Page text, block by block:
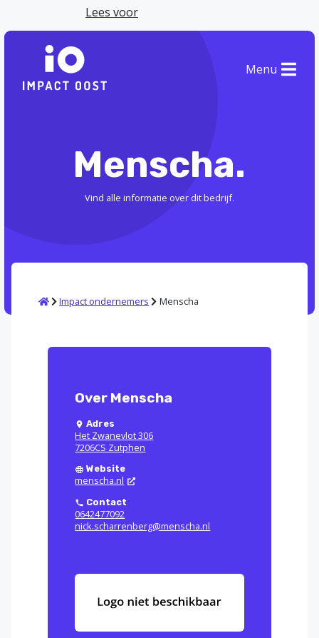
Lees voor
Menu
Menscha.
Vind alle informatie over dit bedrijf.
HomeImpact ondernemers Menscha
Over Menscha
Adres
Het Zwanevlot 306
7206CS Zutphen
Website
menscha.nl
Contact
0642477092
nick.scharrenberg@menscha.nl